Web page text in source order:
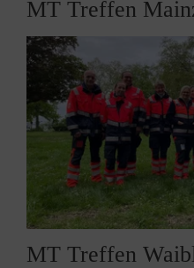
MT Treffen
MT Treffen